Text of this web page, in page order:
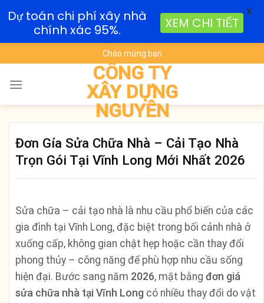
to
content
Chào mừng bạn
CÔNG TY
XÂY DỰNG
NGUYÊN
Đơn Gía Sửa Chữa Nhà – Cải Tạo Nhà
Trọn Gói Tại Vĩnh Long Mới Nhất 2026
Sửa chữa – cải tạo nhà là nhu cầu phổ biến của các
gia đình tại Vĩnh Long, đặc biệt trong bối cảnh nhà ở
xuống cấp, không gian chật hẹp hoặc cần thay đổi
phong thủy – công năng để phù hợp nhu cầu sống
hiện đại. Bước sang năm 2026, mặt bằng đơn giá
sửa chữa nhà tại Vĩnh Long có nhiều thay đổi do vật
Dự toán chi phí xây nhà
chính xác 95%.
XEM CHI TIẾT
X